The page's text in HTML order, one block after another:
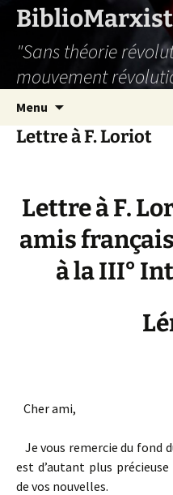
Aller
contenu
"Sans théorie
mouvement
Menu
Lettre à F. Loriot
Lettre à F.
amis
à la III°
Cher ami,
Je vous remercie du fond
est d’autant plus
de vos nouvelles.